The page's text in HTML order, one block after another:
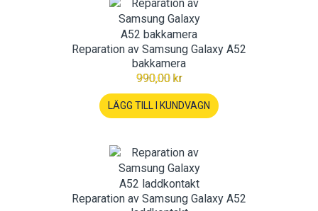
Reparation av Samsung Galaxy A52
bakkamera
990,00 kr
LÄGG TILL I KUNDVAGN
Reparation av Samsung Galaxy A52